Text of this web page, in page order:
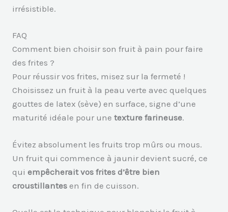
irrésistible.
FAQ
Comment bien choisir son fruit à pain pour faire
des frites ?
Pour réussir vos frites, misez sur la fermeté !
Choisissez un fruit à la peau verte avec quelques
gouttes de latex (sève) en surface, signe d’une
maturité idéale pour unetexture farineuse.
Évitez absolument les fruits trop mûrs ou mous.
Un fruit qui commence à jaunir devient sucré, ce
quiempêcherait vos frites d’être bien
croustillantes en fin de cuisson.